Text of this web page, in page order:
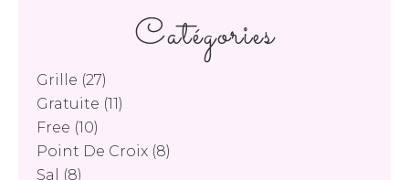
Catégories
Grille (27)
Gratuite (11)
Free (10)
Point De Croix (8)
Sal
(8)